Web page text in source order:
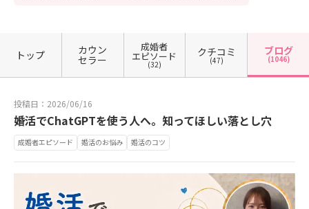
トップ カウン
セラー
成婚者
エピソード
(32)
クチコミ
(47)
ブログ
(1046)
投稿日：2026/06/16
婚活でChatGPTを使う人へ。知ってほしい落とし穴
成婚者エピソード 婚活のお悩み 婚活のコツ